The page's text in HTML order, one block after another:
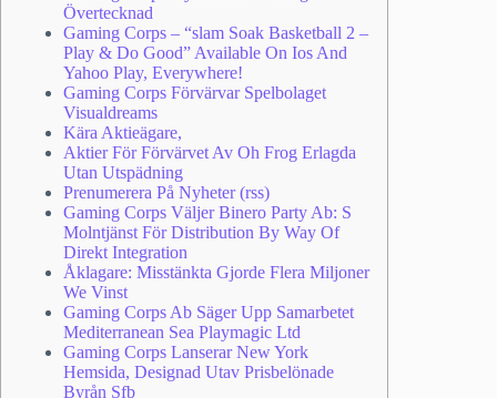
Övertecknad
Gaming Corps – “slam Soak Basketball 2 –
Play & Do Good” Available On Ios And
Yahoo Play, Everywhere!
Gaming Corps Förvärvar Spelbolaget
Visualdreams
Kära Aktieägare,
Aktier För Förvärvet Av Oh Frog Erlagda
Utan Utspädning
Prenumerera På Nyheter (rss)
Gaming Corps Väljer Binero Party Ab: S
Molntjänst För Distribution By Way Of
Direkt Integration
Åklagare: Misstänkta Gjorde Flera Miljoner
We Vinst
Gaming Corps Ab Säger Upp Samarbetet
Mediterranean Sea Playmagic Ltd
Gaming Corps Lanserar New York
Hemsida, Designad Utav Prisbelönade
Byrån Sfb